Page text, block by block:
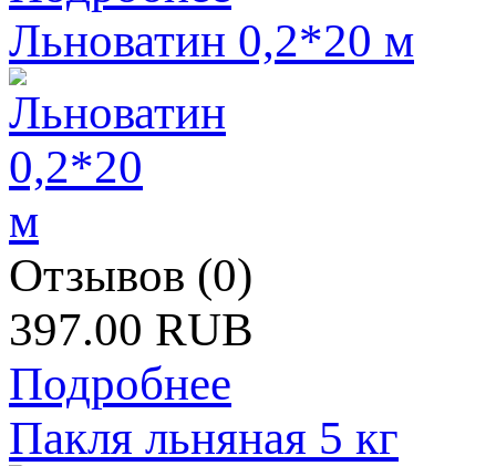
Льноватин 0,2*20 м
Отзывов (0)
397.00 RUB
Подробнее
Пакля льняная 5 кг